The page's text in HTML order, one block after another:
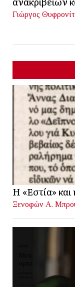
Γιώργος
Η «Εστία» και
Ξενοφών Α.